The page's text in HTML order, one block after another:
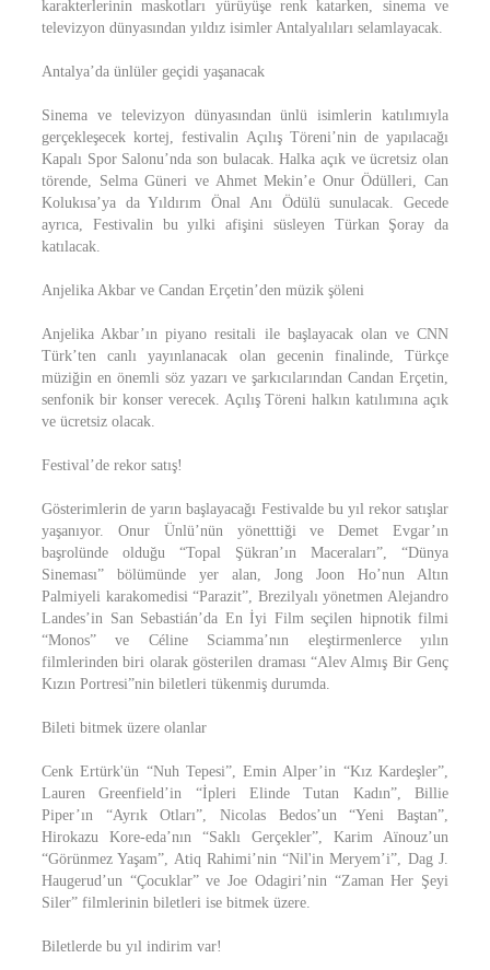
karakterlerinin maskotları yürüyüşe renk katarken, sinema ve
televizyon dünyasından yıldız isimler Antalyalıları selamlayacak.
Antalya’da ünlüler geçidi yaşanacak
Sinema ve televizyon dünyasından ünlü isimlerin katılımıyla
gerçekleşecek kortej, festivalin Açılış Töreni’nin de yapılacağı
Kapalı Spor Salonu’nda son bulacak. Halka açık ve ücretsiz olan
törende, Selma Güneri ve Ahmet Mekin’e Onur Ödülleri, Can
Kolukısa’ya da Yıldırım Önal Anı Ödülü sunulacak. Gecede
ayrıca, Festivalin bu yılki afişini süsleyen Türkan Şoray da
katılacak.
Anjelika Akbar ve Candan Erçetin’den müzik şöleni
Anjelika Akbar’ın piyano resitali ile başlayacak olan ve CNN
Türk’ten canlı yayınlanacak olan gecenin finalinde, Türkçe
müziğin en önemli söz yazarı ve şarkıcılarından Candan Erçetin,
senfonik bir konser verecek. Açılış Töreni halkın katılımına açık
ve ücretsiz olacak.
Festival’de rekor satış!
Gösterimlerin de yarın başlayacağı Festivalde bu yıl rekor satışlar
yaşanıyor. Onur Ünlü’nün yönetttiği ve Demet Evgar’ın
başrolünde olduğu “Topal Şükran’ın Maceraları”, “Dünya
Sineması” bölümünde yer alan, Jong Joon Ho’nun Altın
Palmiyeli karakomedisi “Parazit”, Brezilyalı yönetmen Alejandro
Landes’in San Sebastián’da En İyi Film seçilen hipnotik filmi
“Monos” ve Céline Sciamma’nın eleştirmenlerce yılın
filmlerinden biri olarak gösterilen draması “Alev Almış Bir Genç
Kızın Portresi”nin biletleri tükenmiş durumda.
Bileti bitmek üzere olanlar
Cenk Ertürk'ün “Nuh Tepesi”, Emin Alper’in “Kız Kardeşler”,
Lauren Greenfield’in “İpleri Elinde Tutan Kadın”, Billie
Piper’ın “Ayrık Otları”, Nicolas Bedos’un “Yeni Baştan”,
Hirokazu Kore-eda’nın “Saklı Gerçekler”, Karim Aïnouz’un
“Görünmez Yaşam”, Atiq Rahimi’nin “Nil'in Meryem’i”, Dag J.
Haugerud’un “Çocuklar” ve Joe Odagiri’nin “Zaman Her Şeyi
Siler” filmlerinin biletleri ise bitmek üzere.
Biletlerde bu yıl indirim var!